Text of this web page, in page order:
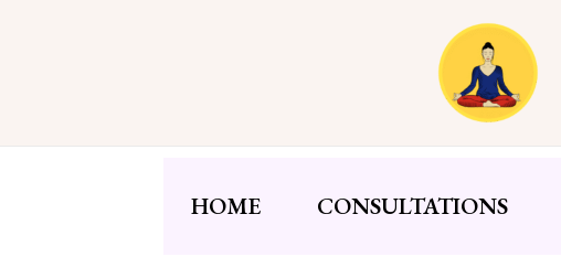
HOME CONSULTATIONS